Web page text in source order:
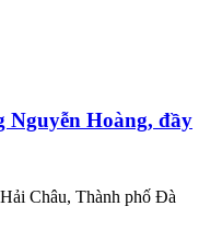
Nguyễn Hoàng, đầy
Châu, Thành phố Đà